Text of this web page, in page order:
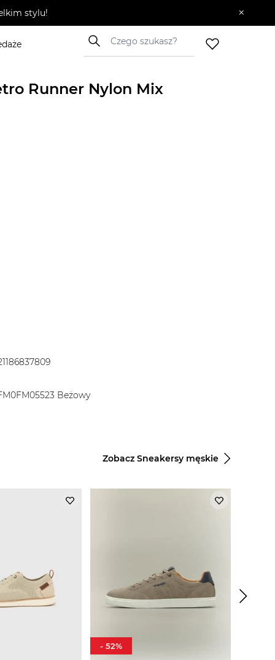
stylu! ×
Runner Nylon Mix
Beżowy
Zobacz Sneakersy męskie
-52%